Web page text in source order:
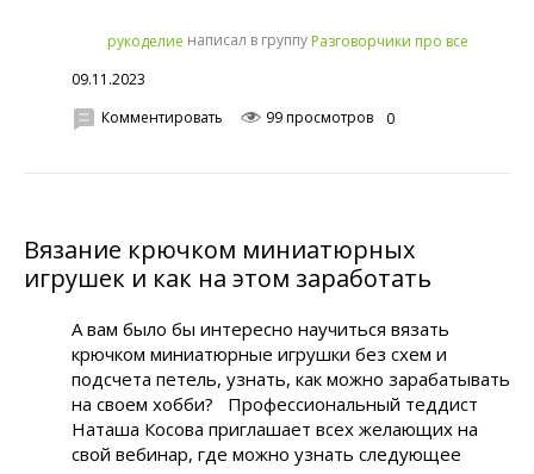
рукoделиe написал в группу Разговорчики про все
09.11.2023
Комментировать
99 просмотров 0
Вязание крючком миниатюрных
игрушек и как на этом заработать
А вам было бы интересно научиться вязать
крючком миниатюрные игрушки без схем и
подсчета петель, узнать, как можно зарабатывать
на своем хобби? Профессиональный теддист
Наташа Косова приглашает всех желающих на
свой вебинар, где можно узнать следующее